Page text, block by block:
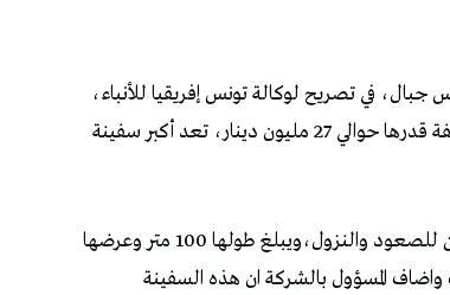
جبال، في تصريح لوكالة تونس إفريقيا للأنباء،
أن “هذه السفينة التي إقتنتها الشركة لتعزيز أسطولها، بتكلفة قدرها حوالي 27 مليون دينار، تعد أكبر سفينة
وتتميز السفينة الجديدة بكونها، ذات أربعة محركات وبوابتين للصعود والنزول،ويبلغ طولها 100 متر وعرضها
إستيعاب تبلغ حوالي 900 مسافر و210 عربات واضاف المسؤول بالشركة ان هذه السفينة